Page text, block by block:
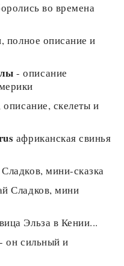
во времена
полное описание и
- описание
описание, скелеты и
африканская свинья
мини-сказка
Сладков, мини
Эльза в Кении...
- он сильный и